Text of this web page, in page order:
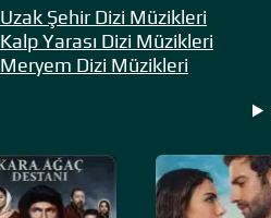
Uzak Şehir Dizi Müzikleri
Kalp Yarası Dizi Müzikleri
Meryem Dizi Müzikleri